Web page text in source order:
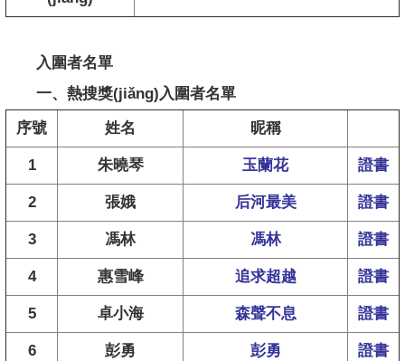
入圍者名單
一、熱搜獎(jiǎng)入圍者名單
序號
姓名 昵稱
1 朱曉琴 玉蘭花 證書
2 張娥 后河最美 證書
3 馮林 馮林 證書
4 惠雪峰 追求超越 證書
5 卓小海 森聲不息 證書
6 彭勇 彭勇 證書